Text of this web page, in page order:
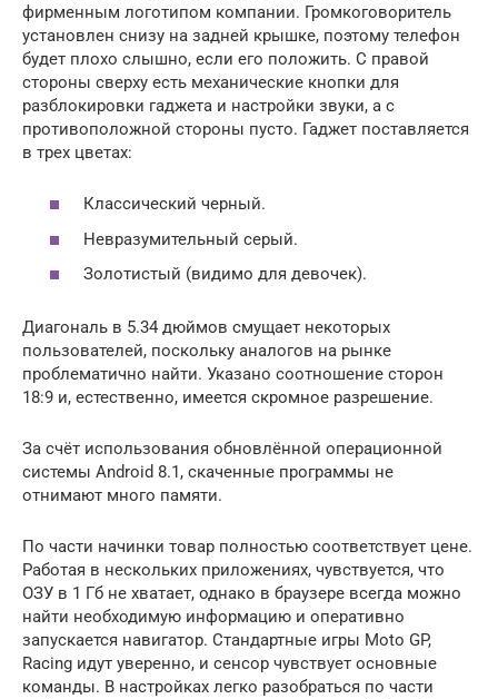
фирменным логотипом компании. Громкоговоритель
установлен снизу на задней крышке, поэтому телефон
будет плохо слышно, если его положить. С правой
стороны сверху есть механические кнопки для
разблокировки гаджета и настройки звуки, а с
противоположной стороны пусто. Гаджет поставляется
в трех цветах:
Классический черный.
Невразумительный серый.
Золотистый (видимо для девочек).
Диагональ в 5.34 дюймов смущает некоторых
пользователей, поскольку аналогов на рынке
проблематично найти. Указано соотношение сторон
18:9 и, естественно, имеется скромное разрешение.
За счёт использования обновлённой операционной
системы Android 8.1, скаченные программы не
отнимают много памяти.
По части начинки товар полностью соответствует цене.
Работая в нескольких приложениях, чувствуется, что
ОЗУ в 1 Гб не хватает, однако в браузере всегда можно
найти необходимую информацию и оперативно
запускается навигатор. Стандартные игры Moto GP,
Racing идут уверенно, и сенсор чувствует основные
команды. В настройках легко разобраться по части